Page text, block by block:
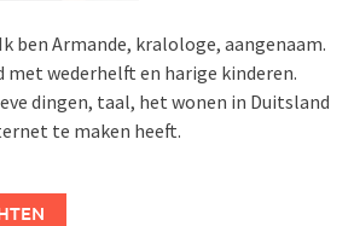
ben Armande, kralologe, aangenaam.
met wederhelft en harige kinderen.
dingen, taal, het wonen in Duitsland
te maken heeft.